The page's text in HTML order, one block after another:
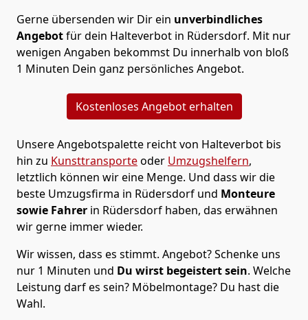
Gerne übersenden wir Dir ein unverbindliches
Angebotfür dein Halteverbot in Rüdersdorf. Mit nur
wenigen Angaben bekommst Du innerhalb von bloß
1 Minuten Dein ganz persönliches Angebot.
Kostenloses Angebot erhalten
Unsere Angebotspalette reicht von Halteverbot bis
hin zu Kunsttransporteoder Umzugshelfern,
letztlich können wir eine Menge. Und dass wir die
beste Umzugsfirma in Rüdersdorf und Monteure
sowie Fahrer in Rüdersdorf haben, das erwähnen
wir gerne immer wieder.
Wir wissen, dass es stimmt. Angebot? Schenke uns
nur 1 Minuten und Du wirst begeistert sein. Welche
Leistung darf es sein? Möbelmontage? Du hast die
Wahl.